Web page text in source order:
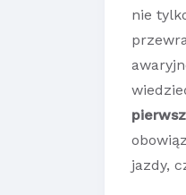
nie
jazdy,